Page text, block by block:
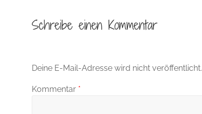
Schreibe einen Kommentar
Deine E-Mail-Adresse wird nicht veröffentlicht.
Kommentar *